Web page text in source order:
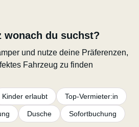
wonach du suchst?
und nutze deine Präferenzen,
Fahrzeug zu finden
Kinder erlaubt Top-Vermieter:in
Dusche Sofortbuchung